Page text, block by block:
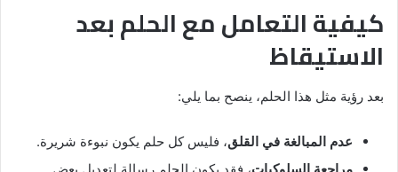
كيفية التعامل مع الحلم بعد
الاستيقاظ
بعد رؤية مثل هذا الحلم، ينصح بما يلي:
عدم المبالغة في القلق، فليس كل حلم يكون نبوءة شريرة.